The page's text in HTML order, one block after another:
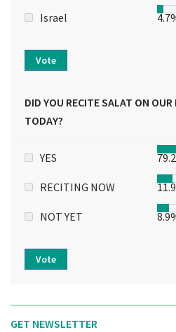
Israel
Vote
DID YOU RECITE SALAT ON
TODAY?
YES
RECITING NOW
NOT YET
Vote
GET NEWSLETTER